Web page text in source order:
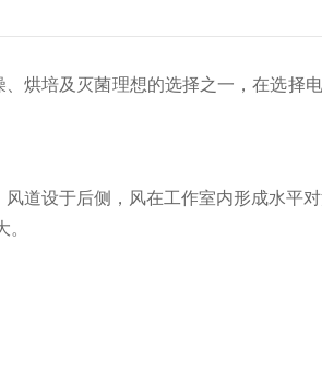
培及灭菌理想的选择之一，在选择
设于后侧，风在工作室内形成水平